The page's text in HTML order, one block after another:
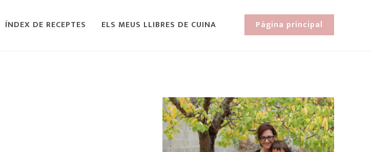
ÍNDEX DE RECEPTES ELS MEUS LLIBRES DE CUINA Pàgina principal